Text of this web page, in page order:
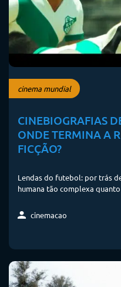
cinema mundial
CINEBIOGRAFIAS
ONDE TERMINA A
FICÇÃO?
Lendas do futebol: por trás
humana tão complexa
cinemacao